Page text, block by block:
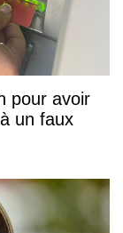
pour avoir
un faux